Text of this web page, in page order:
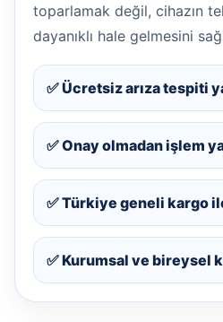
toparlamak değil, cihazın
dayanıklı hale gelmesini
✅ Ücretsiz arıza tespiti
✅ Onay olmadan işlem
✅ Türkiye geneli kargo
✅ Kurumsal ve bireysel